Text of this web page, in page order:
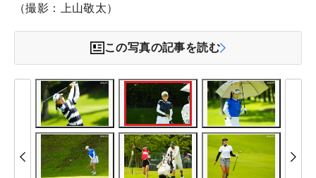
（撮影：上山敬太）
この写真の記事を読む